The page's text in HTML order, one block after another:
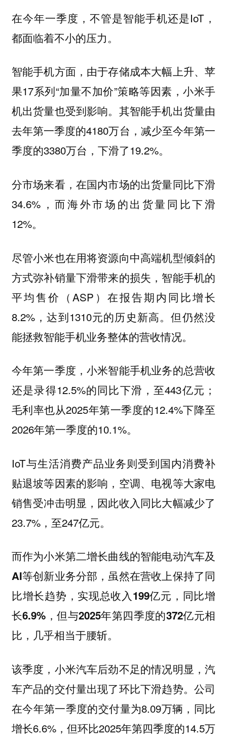
在今年一季度，不管是智能手机还是IoT，
都面临着不小的压力。
智能手机方面，由于存储成本大幅上升、苹
果17系列“加量不加价”策略等因素，小米手
机出货量也受到影响。其智能手机出货量由
去年第一季度的4180万台，减少至今年第一
季度的3380万台，下滑了19.2%。
分市场来看，在国内市场的出货量同比下滑
34.6%，而海外市场的出货量同比下滑
12%。
尽管小米也在用将资源向中高端机型倾斜的
方式弥补销量下滑带来的损失，智能手机的
平均售价（ASP）在报告期内同比增长
8.2%，达到1310元的历史新高。但仍然没
能拯救智能手机业务整体的营收情况。
今年第一季度，小米智能手机业务的总营收
还是录得12.5%的同比下滑，至443亿元；
毛利率也从2025年第一季度的12.4%下降至
2026年第一季度的10.1%。
IoT与生活消费产品业务则受到国内消费补
贴退坡等因素的影响，空调、电视等大家电
销售受冲击明显，因此收入同比大幅减少了
23.7%，至247亿元。
而作为小米第二增长曲线的智能电动汽车及
AI等创新业务分部，虽然在营收上保持了同
比增长趋势，实现总收入199亿元，同比增
长6.9%，但与2025年第四季度的372亿元相
比，几乎相当于腰斩。
该季度，小米汽车后劲不足的情况明显，汽
车产品的交付量出现了环比下滑趋势。公司
在今年第一季度的交付量为8.09万辆，同比
增长6.6%，但环比2025年第四季度的14.5万